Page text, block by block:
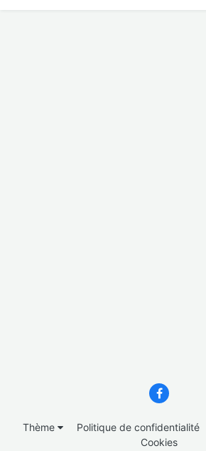
Thème Politique de confidentialité
Cookies